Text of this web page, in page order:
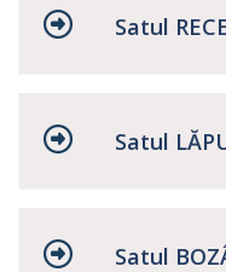
Satul
Satul
Satul